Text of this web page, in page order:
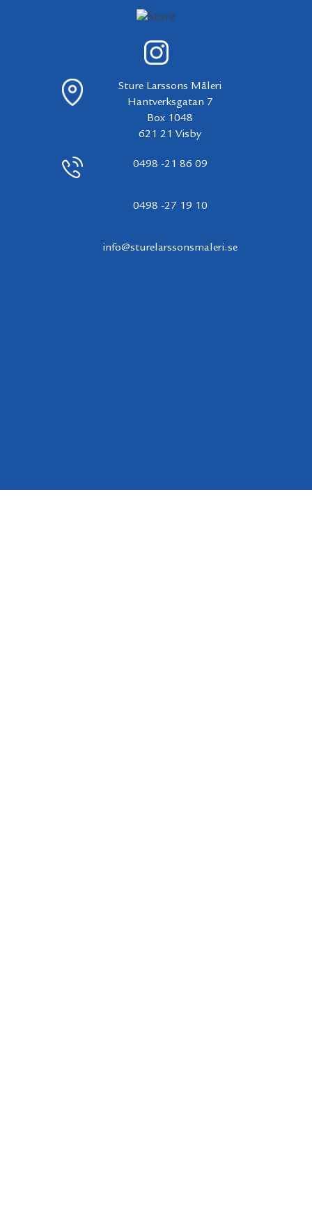
Sture Larssons Måleri
Hantverksgatan 7
Box 1048
621 21 Visby
0498 -21 86 09
0498 -27 19 10
info@sturelarssonsmaleri.se